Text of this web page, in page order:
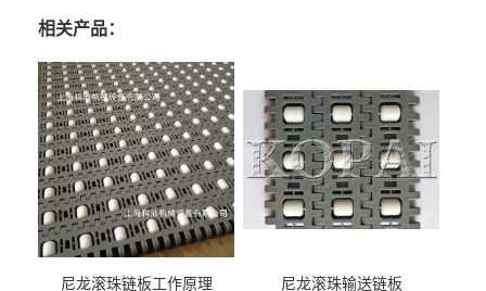
相关产品：
尼龙滚珠链板工作原理 尼龙滚珠输送链板